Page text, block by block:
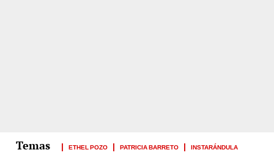
ETHEL POZO PATRICIA BARRETO INSTARÁNDULA